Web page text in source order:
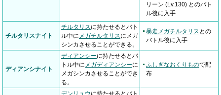
リーン (Lv.130) とのバト
ル後に入手
チルタリスナイト
チルタリス に持たせるとバト
ル中に メガチルタリス にメガ
シンカさせることができる。
暴走メガチルタリス との
バトル後に入手
ディアンシナイト
ディアンシーに持たせるとバ
トル中に メガディアンシーに
メガシンカさせることができ
る。
ふしぎなおくりもので配
布
デンリュウに持たせるとバト